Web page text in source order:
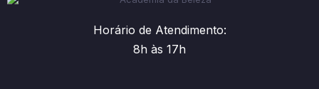
Horário de Atendimento:
8h às 17h